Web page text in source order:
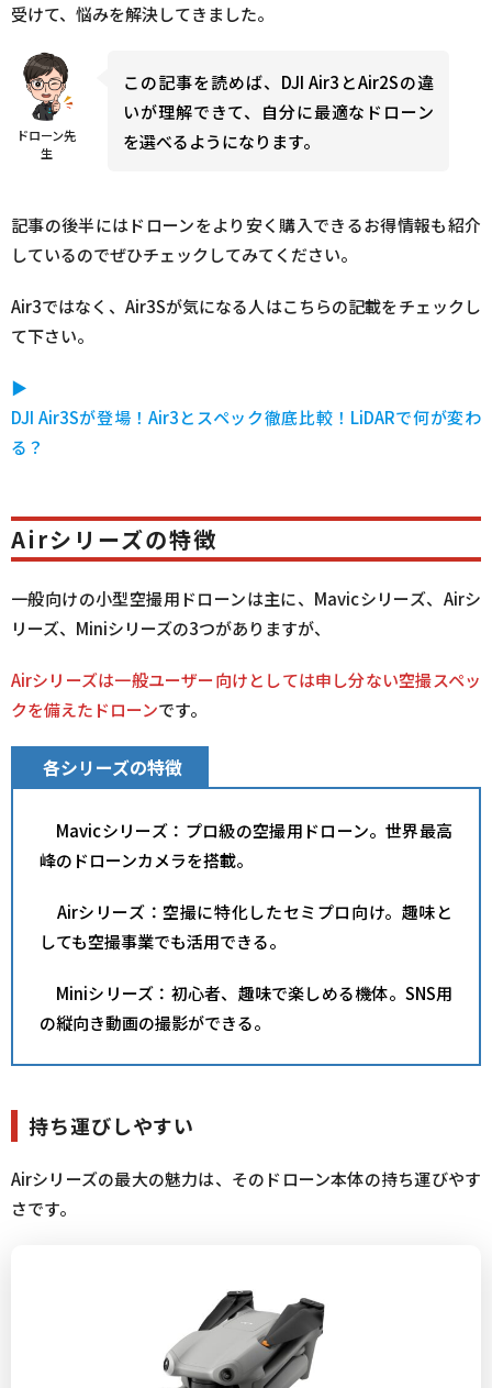
受けて、悩みを解決してきました。
ドローン先
生
この記事を読めば、DJI Air3とAir2Sの違
いが理解できて、自分に最適なドローン
を選べるようになります。
記事の後半にはドローンをより安く購入できるお得情報も紹介
しているのでぜひチェックしてみてください。
Air3ではなく、Air3Sが気になる人はこちらの記載をチェックし
て下さい。
▶︎
DJI Air3Sが登場！Air3とスペック徹底比較！LiDARで何が変わ
る？
Airシリーズの特徴
一般向けの小型空撮用ドローンは主に、Mavicシリーズ、Airシ
リーズ、Miniシリーズの3つがありますが、
Airシリーズは一般ユーザー向けとしては申し分ない空撮スペッ
クを備えたドローンです。
各シリーズの特徴
Mavicシリーズ：プロ級の空撮用ドローン。世界最高
峰のドローンカメラを搭載。
Airシリーズ：空撮に特化したセミプロ向け。趣味と
しても空撮事業でも活用できる。
Miniシリーズ：初心者、趣味で楽しめる機体。SNS用
の縦向き動画の撮影ができる。
持ち運びしやすい
Airシリーズの最大の魅力は、そのドローン本体の持ち運びやす
さです。